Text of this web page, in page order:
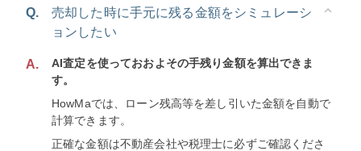
Q.
売却した時に手元に残る金額をシミュレーシ
ョンしたい
A.
AI査定を使っておおよその手残り金額を算出できま
す。
HowMaでは、ローン残高等を差し引いた金額を自動で
計算できます。
正確な金額は不動産会社や税理士に必ずご確認くださ